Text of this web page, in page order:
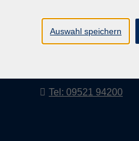
Hofheimer Str. 20
97437 Haßfurt
Tel: 09521 94200
Auswahl speichern